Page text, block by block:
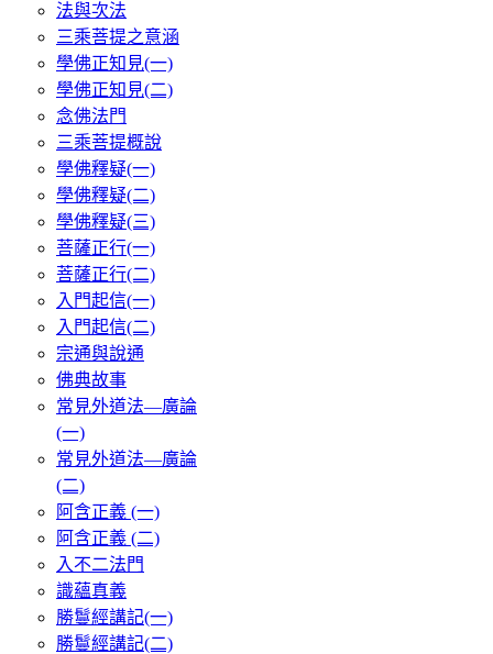
法與次法
三乘菩提之意涵
學佛正知見(一)
學佛正知見(二)
念佛法門
三乘菩提概說
學佛釋疑(一)
學佛釋疑(二)
學佛釋疑(三)
菩薩正行(一)
菩薩正行(二)
入門起信(一)
入門起信(二)
宗通與說通
佛典故事
常見外道法—廣論
(一)
常見外道法—廣論
(二)
阿含正義 (一)
阿含正義 (二)
入不二法門
識蘊真義
勝鬘經講記(一)
勝鬘經講記(二)